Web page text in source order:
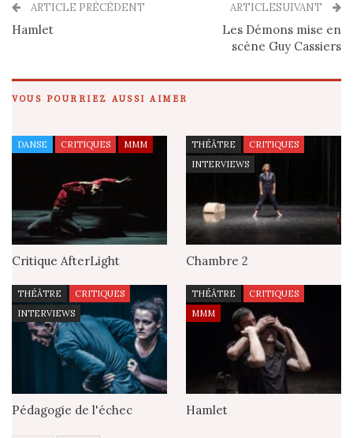
ARTICLE PRÉCÉDENT
Hamlet
ARTICLESUIVANT
Les Démons mise en
scène Guy Cassiers
VOUS POURRIEZ AUSSI AIMER
DANSE CRITIQUES MMM
Critique AfterLight
THÉÂTRE
CRITIQUES
INTERVIEWS
Chambre 2
THÉÂTRE
CRITIQUES
INTERVIEWS
Pédagogie de l'échec
THÉÂTRE
CRITIQUES
MMM
Hamlet